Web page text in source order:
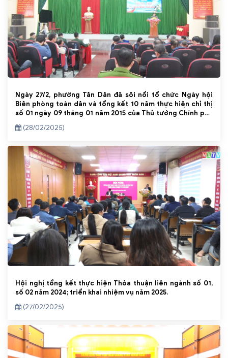
Ngày 27/2, phường Tân Dân đã sôi nổi tổ chức Ngày hội
Biên phòng toàn dân và tổng kết 10 năm thực hiện chỉ thị
số 01 ngày 09 tháng 01 năm 2015 của Thủ tướng Chính phủ
quyền lãnh thổ, an ninh biên giới quốc gia trong tình hình
(28/02/2025)
Hội nghị tổng kết thực hiện Thỏa thuận liên ngành số 01,
số 02 năm 2024; triển khai nhiệm vụ năm 2025.
(27/02/2025)